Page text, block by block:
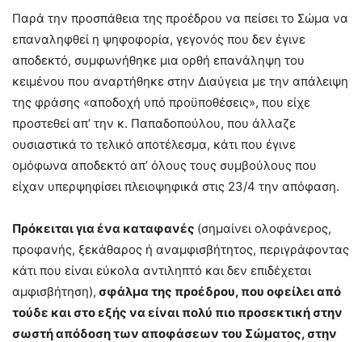
Παρά την προσπάθεια της προέδρου να πείσει το Σώμα να
επαναληφθεί η ψηφοφορία, γεγονός που δεν έγινε
αποδεκτό, συμφωνήθηκε μια ορθή επανάληψη του
κειμένου που αναρτήθηκε στην Διαύγεια με την απάλειψη
της φράσης «αποδοχή υπό προϋποθέσεις», που είχε
προστεθεί απ’ την κ. Παπαδοπούλου, που άλλαζε
ουσιαστικά το τελικό αποτέλεσμα, κάτι που έγινε
ομόφωνα αποδεκτό απ’ όλους τους συμβούλους που
είχαν υπερψηφίσει πλειοψηφικά στις 23/4 την απόφαση.
Πρόκειται για ένα καταφανές (σημαίνει ολοφάνερος,
προφανής, ξεκάθαρος ή αναμφισβήτητος, περιγράφοντας
κάτι που είναι εύκολα αντιληπτό και δεν επιδέχεται
αμφισβήτηση), σφάλμα της προέδρου, που οφείλει από
τούδε και στο εξής να είναι πολύ πιο προσεκτική στην
σωστή απόδοση των αποφάσεων του Σώματος, στην